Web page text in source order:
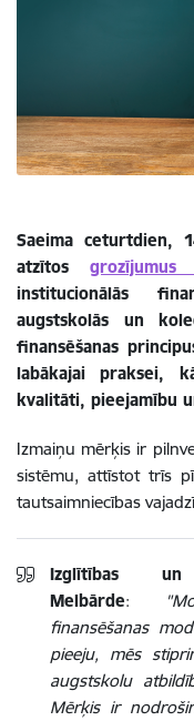
Saeima ceturtdien,
atzītos
institucionālās
augstskolās un
finansēšanas
labākajai praksei,
kvalitāti, pieejamību
Izmaiņu mērķis ir
sistēmu, attīstot trīs
tautsaimniecības
Izglītības
Melbārde:
finansēšanas
pieeju, mēs
augstskolu
Mērķis ir